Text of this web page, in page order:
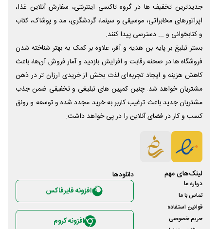
جدیدترین تخفیف ها در گروه تاکسی اینترنتی، سفارش آنلاین غذا،
اپراتورهای مخابراتی، موسیقی و سینما، گردشگری، مد و پوشاک، کتاب
و کتابخوانی و ... دسترسی پیدا کنند.
بستر تبلیغ بر پایه بن هدیه و آفر، علاوه بر کمک به بهتر شناخته شدن
فروشگاه ها در صحنه رقابت و افزایش بازدید و آمار فروش آن‌ها، باعث
کاهش هزینه و ایجاد تجربه‌ای لذت بخش از خریدی ارزان تر در ذهن
مشتریان خواهد شد. چنین کمپین های تبلیغی و تخفیفی ضمن جذب
مشتریان جدید باعث ترغیب کاربر به خرید مجدد شده و توسعه و رونق
کسب و کار در فضای آنلاین را در پی خواهد داشت.
لینک‌های مهم
درباره ما
تماس با ما
قوانین استفاده
حریم خصوصی
دانلود‌ها
افزونه فایرفاکس
افزونه کروم